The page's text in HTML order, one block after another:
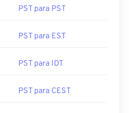
PST para PST
PST para EST
PST para IDT
PST para CEST